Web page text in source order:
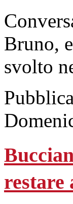
Bruno,
svolto
restare